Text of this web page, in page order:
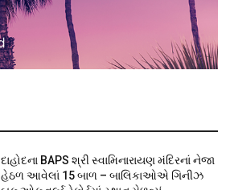
દાહોદના BAPS શ્રી સ્વામિનારાયણ મંદિરનાં નેજા
હેઠળ આવેલાં 15 બાળ – બાલિકાઓએ ગિનીઝ